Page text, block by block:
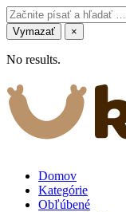
Vymazať ×
No results.
Domov
Kategórie
Obľúbené